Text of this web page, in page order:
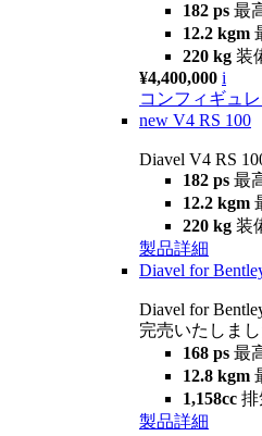
182 ps 最
12.2 kgm
220 kg 装
¥4,400,000 i
コンフィギュ
new V4 RS 100
Diavel V4 RS
182 ps 最
12.2 kgm
220 kg 装
製品詳細
Diavel for
Diavel for
完売いたしま
168 ps 最
12.8 kgm
1,158cc 排
製品詳細